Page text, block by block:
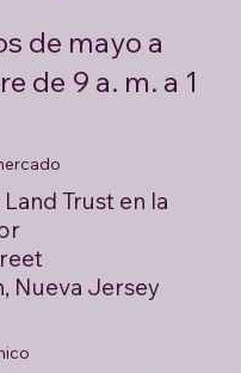
de mayo a
de 9 a. m. a 1
Trust en la
Nueva Jersey